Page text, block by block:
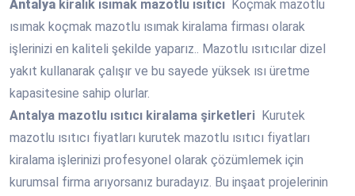
Antalya kiralık ısımak mazotlu ısıtıcı Koçmak mazotlu
ısımak koçmak mazotlu ısımak kiralama firması olarak
işlerinizi en kaliteli şekilde yaparız.. Mazotlu ısıtıcılar dizel
yakıt kullanarak çalışır ve bu sayede yüksek ısı üretme
kapasitesine sahip olurlar.
Antalya mazotlu ısıtıcı kiralama şirketleri Kurutek
mazotlu ısıtıcı fiyatları kurutek mazotlu ısıtıcı fiyatları
kiralama işlerinizi profesyonel olarak çözümlemek için
kurumsal firma arıyorsanız buradayız. Bu inşaat projelerinin